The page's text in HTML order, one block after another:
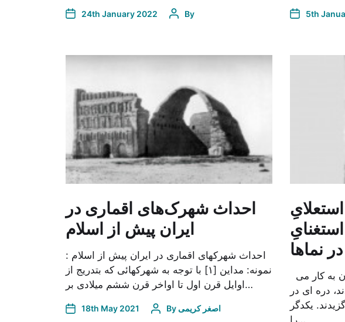
24th January 2022 By 5th
احداث شهرک‌هاى اقمارى در
ایران پیش از اسلام
احداث شهرکهاى اقمارى در ایران پیش از اسلام :
نمونه: مداین [۱] با توجه به شهرکهائى که بتدریج از
اوایل قرن اول تا اواخر قرن ششم میلادى بر…
18th May 2021 By اصغر کریمی
نماها
دره ای در
یکدگر